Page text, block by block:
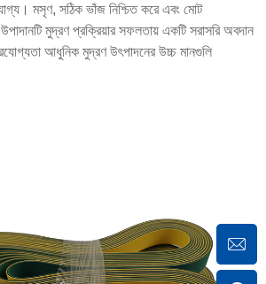
মসৃণ, সঠিক ভাঁজ নিশ্চিত করে এবং মোট
মুদ্রণ প্রক্রিয়ার সফলতায় একটি সরাসরি অবদান
আধুনিক মুদ্রণ উৎপাদনের উচ্চ মানগুলি